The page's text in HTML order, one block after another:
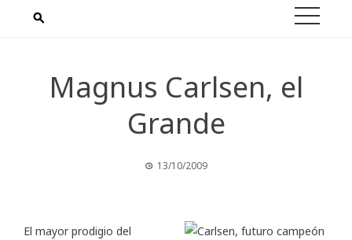
Magnus Carlsen, el
Grande
13/10/2009
El mayor prodigio del